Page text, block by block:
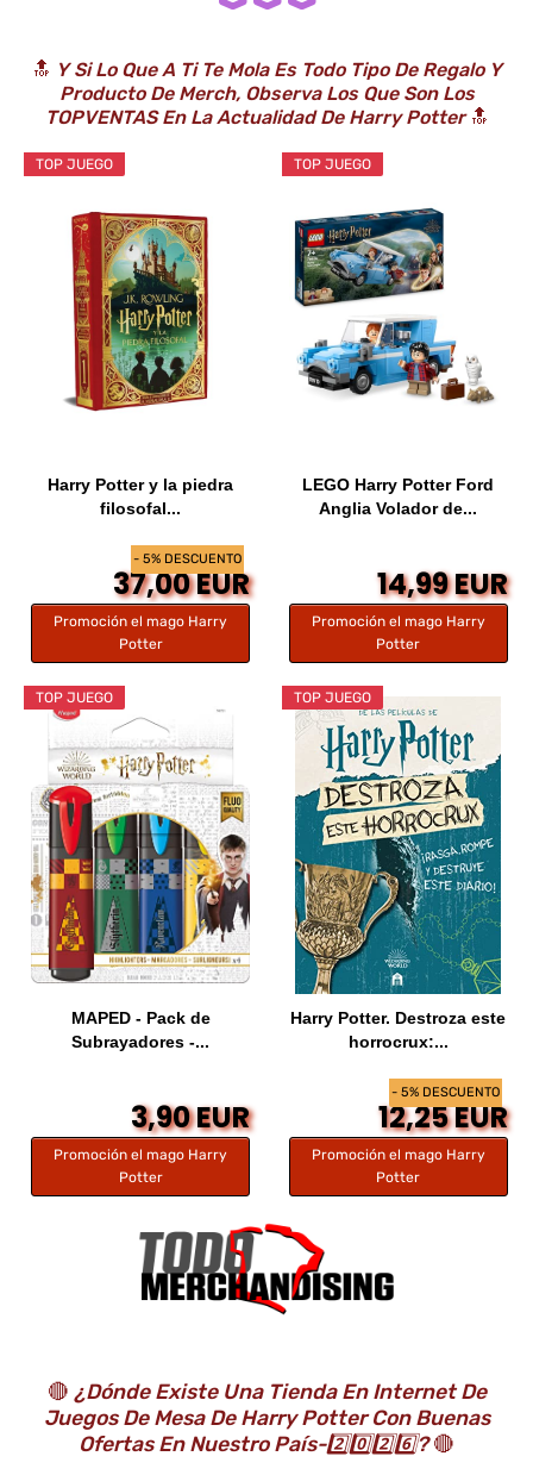
🔝 Y Si Lo Que A Ti Te Mola Es Todo Tipo De Regalo Y
Producto De Merch, Observa Los Que Son Los
TOPVENTAS En La Actualidad De Harry Potter🔝
- 5% DESCUENTO
TOP JUEGO
Harry Potter y la piedra
filosofal...
37,00 EUR
Promoción el mago Harry
Potter
TOP JUEGO
LEGO Harry Potter Ford
Anglia Volador de...
14,99 EUR
Promoción el mago Harry
Potter
TOP JUEGO
MAPED - Pack de
Subrayadores -...
3,90 EUR
Promoción el mago Harry
Potter
- 5% DESCUENTO
TOP JUEGO
Harry Potter. Destroza este
horrocrux:...
12,25 EUR
Promoción el mago Harry
Potter
🔴 ¿Dónde Existe Una Tienda En Internet De
Juegos De Mesa De Harry Potter Con Buenas
Ofertas En Nuestro País-2️⃣0️⃣2️⃣6️⃣?🔴